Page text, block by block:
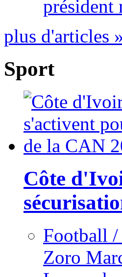
président
plus d'articles
Sport
Côte
Football
Zoro